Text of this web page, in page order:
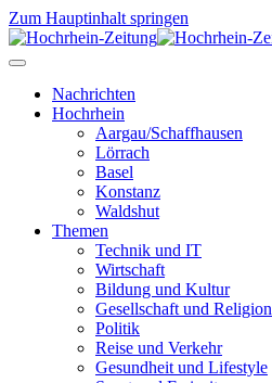
Zum Hauptinhalt springen
Nachrichten
Hochrhein
Aargau/Schaffhausen
Lörrach
Basel
Konstanz
Waldshut
Themen
Technik und IT
Wirtschaft
Bildung und Kultur
Gesellschaft und Religion
Politik
Reise und Verkehr
Gesundheit und Lifestyle